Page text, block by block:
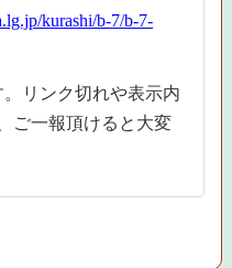
kurashi/b-7/b-7-
リンク切れや表示内
ご一報頂けると大変